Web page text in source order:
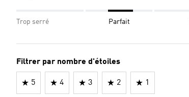
Trop serré Parfait
Filtrer par nombre d'étoiles
5 4 3 2 1